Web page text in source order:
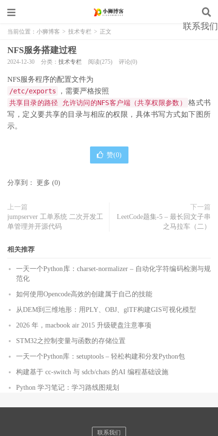
联系我们
当前位置： 小狮博客 > 技术专栏 > 正文
NFS服务搭建过程
2024-12-30 分类： 技术专栏 阅读(275) 评论(0)
NFS服务程序的配置文件为
/etc/exports
，需要严格按照
共享目录的路径 允许访问的NFS客户端（共享权限参数）
格式书
写，定义要共享的目录与相应的权限，具体书写方式如下图所
示。
赞(0)
分享到： 更多 (0)
上一篇
jumpserver 工单系统 二次开发工
单管理并开源代码
下一篇
LeetCode题集-5 – 最长回文子串
之马拉车（二）
相关推荐
一天一个Python库：charset-normalizer – 自动化字符编码检测与规
范化
如何使用Opencode高效的创建属于自己的技能
从DEM到三维地形：用PLY、OBJ、glTF构建GIS可视化模型
2026 年，macbook air 2015 升级硬盘注意事项
STM32之控制变量与函数的存储位置
一天一个Python库：setuptools – 轻松构建和分发Python包
构建基于 cc-switch 与 sdcb/chats 的AI 编程基础设施
Python 学习笔记：学习路线图规划
联系我们